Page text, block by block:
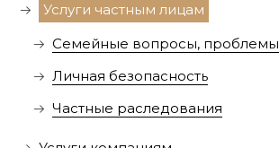
Услуги частным лицам
Семейные вопросы, проблемы
Личная безопасность
Частные раследования